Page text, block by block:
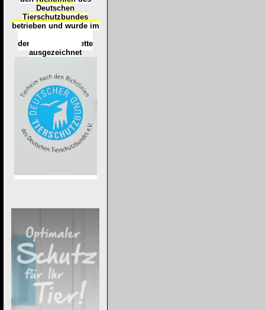
Deutschen
Tierschutzbundes
betrieben und wurde im
der
Tierheimplakette
ausgezeichnet